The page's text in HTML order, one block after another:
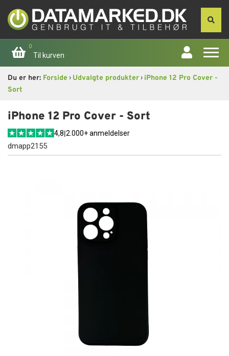
0
Til kurven
Forside
Apple
Computer
Du er her: Forside› Udvalgte produkter› iPhone 12 Pro Cover -
Sort
iPhone 12 Pro Cover - Sort
4,8|2.000+ anmeldelser
dmapp2155